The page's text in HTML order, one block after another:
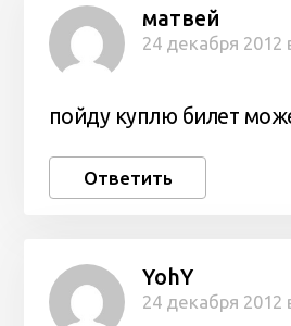
матвей
24 декабря 2012
пойду куплю билет
Ответить
YohY
24 декабря 2012